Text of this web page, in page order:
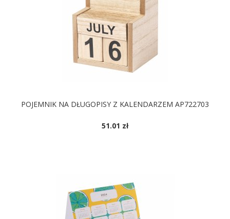
POJEMNIK NA DŁUGOPISY Z KALENDARZEM AP722703
51.01 zł